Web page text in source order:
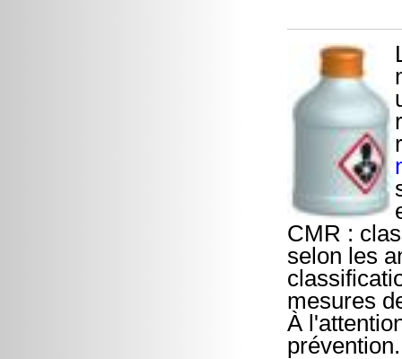
CMR :
selon les
mesures
À
prévention.